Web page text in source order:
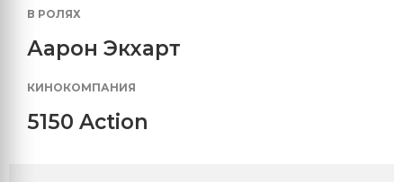
В РОЛЯХ
Аарон Экхарт
КИНОКОМПАНИЯ
5150 Action